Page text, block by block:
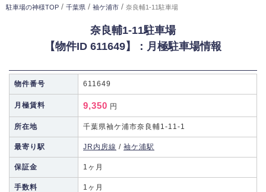
駐車場の神様TOP / 千葉県 / 袖ケ浦市 / 奈良輔1-11駐車場
奈良輔1-11駐車場
【物件ID 611649】：月極駐車場情報
物件番号 611649
月極賃料 9,350 円
所在地 千葉県袖ケ浦市奈良輔1-11-1
最寄り駅 JR内房線 / 袖ケ浦駅
保証金 1ヶ月
手数料 1ヶ月